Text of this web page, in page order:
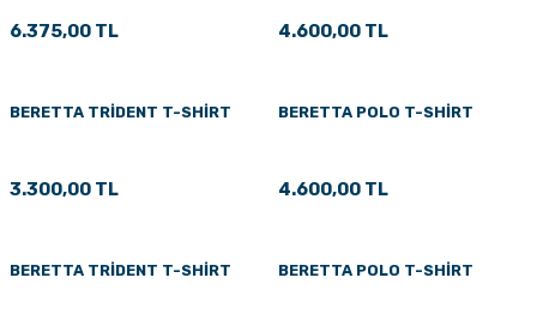
6.375,00 TL 4.600,00 TL
BERETTA TRİDENT T-SHİRT
3.300,00 TL
BERETTA POLO T-SHİRT
4.600,00 TL
BERETTA TRİDENT T-SHİRT BERETTA POLO T-SHİRT